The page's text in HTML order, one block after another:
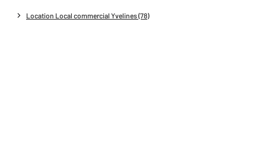
Location Local commercial Yvelines (78)